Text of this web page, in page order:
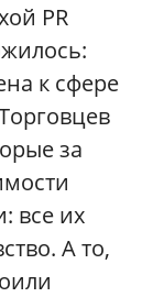
PR
к сфере
за
все их
А то,